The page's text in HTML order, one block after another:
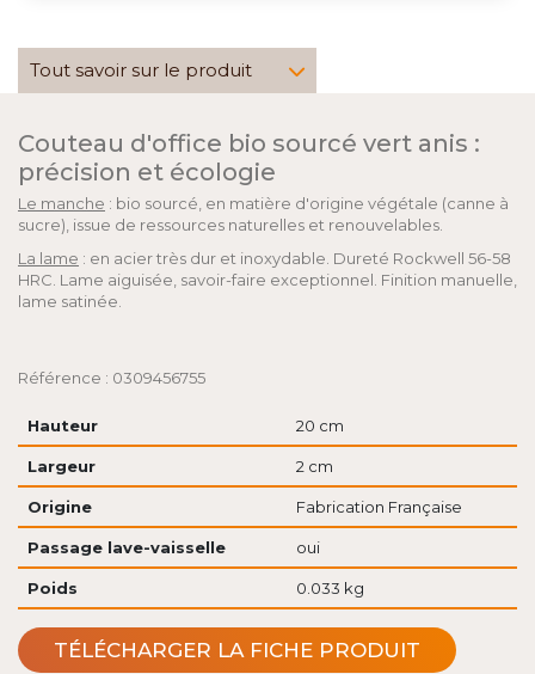
Tout savoir sur le produit
Couteau d'office bio sourcé vert anis :
précision et écologie
Le manche : bio sourcé, en matière d'origine végétale (canne à
sucre), issue de ressources naturelles et renouvelables.
La lame : en acier très dur et inoxydable. Dureté Rockwell 56-58
HRC. Lame aiguisée, savoir-faire exceptionnel. Finition manuelle,
lame satinée.
Référence : 0309456755
Hauteur 20 cm
Largeur 2 cm
Origine Fabrication Française
Passage lave-vaisselle oui
Poids 0.033 kg
TÉLÉCHARGER LA FICHE PRODUIT